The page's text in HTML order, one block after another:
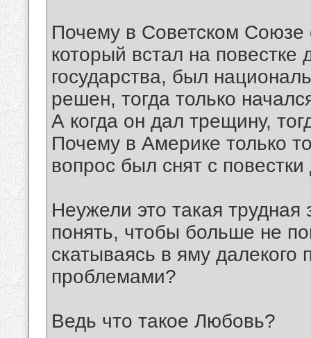
Почему в Советском
который встал на повестке
государства, был
решен, тогда только
А когда он дал трещину,
Почему в Америке только
вопрос был снят с
Неужели это такая
понять, чтобы больше не
скатываясь в яму далекого
проблемами?
Ведь что такое Любовь?